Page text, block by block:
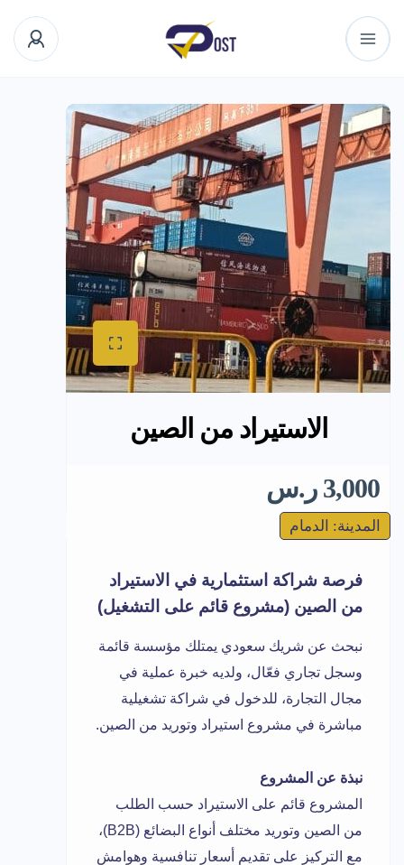
الاستيراد من الصين
3,000 ر.س
المدينة: الدمام
فرصة شراكة استثمارية في الاستيراد
من الصين (مشروع قائم على التشغيل)
نبحث عن شريك سعودي يمتلك مؤسسة قائمة
وسجل تجاري فعّال، ولديه خبرة عملية في
مجال التجارة، للدخول في شراكة تشغيلية
مباشرة في مشروع استيراد وتوريد من الصين.
نبذة عن المشروع
المشروع قائم على الاستيراد حسب الطلب
من الصين وتوريد مختلف أنواع البضائع (B2B)،
مع التركيز على تقديم أسعار تنافسية وهوامش